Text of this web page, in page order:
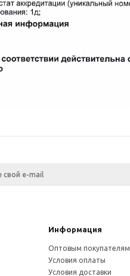
Информация
Оптовым покупателям
Условия оплаты
Условия доставки